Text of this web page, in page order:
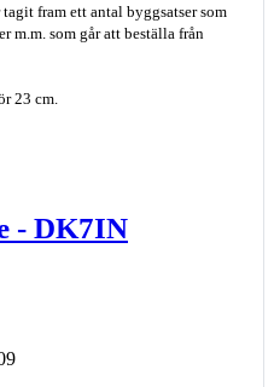
fram ett antal byggsatser som
m.m. som går att beställa från
23 cm.
- DK7IN